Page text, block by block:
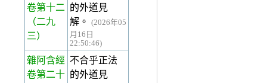
卷第十二
（二九
三）
的外道見
解。
(2026年05
月16日
22:50:46)
雜阿含經
卷第二十
不合乎正法
的外道見